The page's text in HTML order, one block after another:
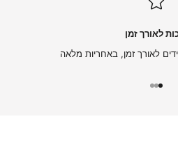
לאורך זמן
לאורך זמן, באחריות מלאה
עבור לפריט 1
עבור לפריט 2
עבור לפריט 3